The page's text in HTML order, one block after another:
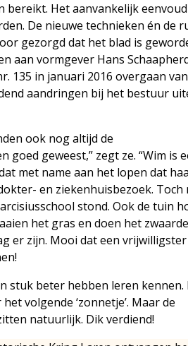
bereikt. Het aanvankelijk
De nieuwe technieken én de
gezorgd dat het blad is
aan vormgever Hans
135 in januari 2016 overgaan
aandringen bij het bestuur
ook nog altijd de
geweest,” zegt ze. “Wim is
met name aan het lopen dat
en ziekenhuisbezoek. Toch
stond. Ook de tuin
het gras en doen het
er zijn. Mooi dat een
stuk beter hebben leren kennen.
volgende ‘zonnetje’. Maar de
natuurlijk. Dik verdiend!